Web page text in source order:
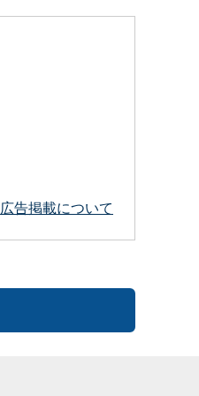
広告掲載について